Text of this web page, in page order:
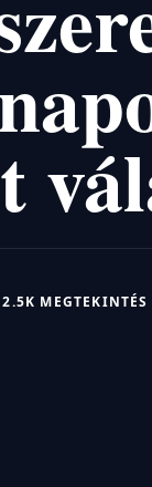
MEGTEKINTÉS